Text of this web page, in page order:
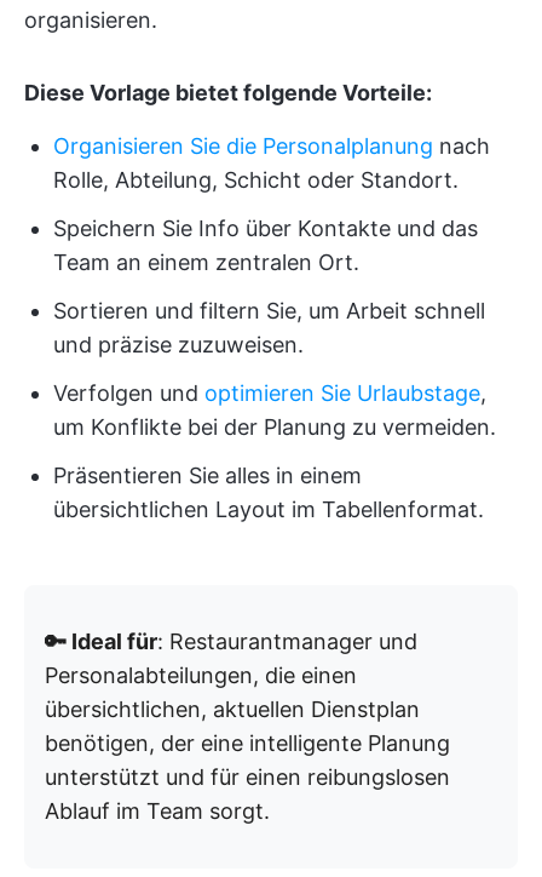
organisieren.
Diese Vorlage bietet folgende Vorteile:
Organisieren Sie die Personalplanung nach
Rolle, Abteilung, Schicht oder Standort.
Speichern Sie Info über Kontakte und das
Team an einem zentralen Ort.
Sortieren und filtern Sie, um Arbeit schnell
und präzise zuzuweisen.
Verfolgen und optimieren Sie Urlaubstage,
um Konflikte bei der Planung zu vermeiden.
Präsentieren Sie alles in einem
übersichtlichen Layout im Tabellenformat.
🔑 Ideal für: Restaurantmanager und
Personalabteilungen, die einen
übersichtlichen, aktuellen Dienstplan
benötigen, der eine intelligente Planung
unterstützt und für einen reibungslosen
Ablauf im Team sorgt.